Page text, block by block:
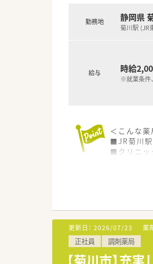
勤務地 静岡県
菊川駅 (JR
給与 時給
※就業条件
＜こんな薬
■JR菊川駅
■クリニッ
更新日： 2026/07/23 薬
正社員 調剤薬局
【菊川市】充